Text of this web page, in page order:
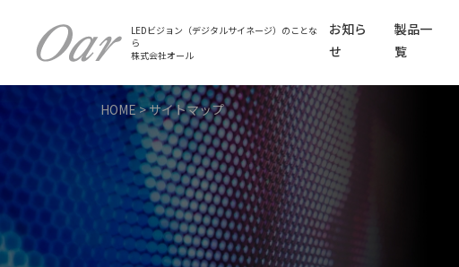
LEDビジョン（デジタルサイネージ）のことな
ら
株式会社オール
お知ら
せ
製品一
覧
HOME>サイトマップ